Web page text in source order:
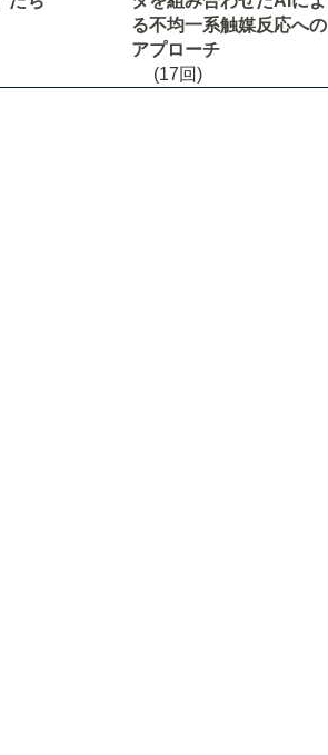
る不均一系触媒反応への
アプローチ
(17回)